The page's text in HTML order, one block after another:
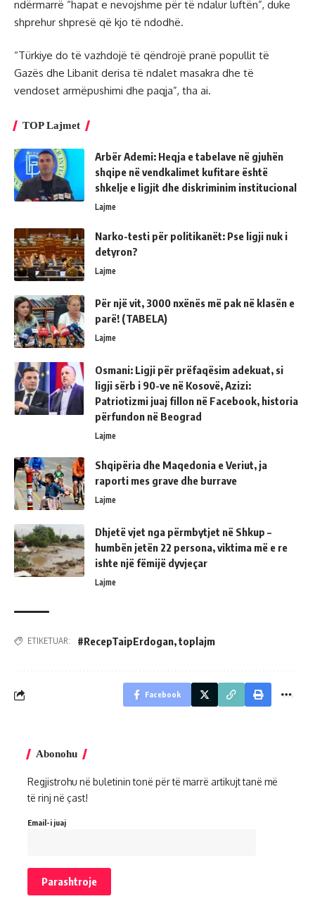
ndërmarrë “hapat e nevojshme për të ndalur luftën”, duke
shprehur shpresë që kjo të ndodhë.
“Türkiye do të vazhdojë të qëndrojë pranë popullit të
Gazës dhe Libanit derisa të ndalet masakra dhe të
vendoset armëpushimi dhe paqja”, tha ai.
TOP Lajmet
Arbër Ademi: Heqja e tabelave në gjuhën
shqipe në vendkalimet kufitare është
shkelje e ligjit dhe diskriminim institucional
Lajme
Narko-testi për politikanët: Pse ligji nuk i
detyron?
Lajme
Për një vit, 3000 nxënës më pak në klasën e
parë! (TABELA)
Lajme
Osmani: Ligji për prëfaqësim adekuat, si
ligji sërb i 90-ve në Kosovë, Azizi:
Patriotizmi juaj fillon në Facebook, historia
përfundon në Beograd
Lajme
Shqipëria dhe Maqedonia e Veriut, ja
raporti mes grave dhe burrave
Lajme
Dhjetë vjet nga përmbytjet në Shkup –
humbën jetën 22 persona, viktima më e re
ishte një fëmijë dyvjeçar
Lajme
ETIKETUAR: #RecepTaipErdogan,toplajm
Facebook
Abonohu
Regjistrohu në buletinin tonë për të marrë artikujt tanë më
të rinj në çast!
Email-i juaj